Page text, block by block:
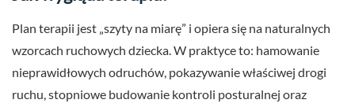
Plan terapii jest „szyty na miarę” i opiera się na naturalnych
wzorcach ruchowych dziecka. W praktyce to: hamowanie
nieprawidłowych odruchów, pokazywanie właściwej drogi
ruchu, stopniowe budowanie kontroli posturalnej oraz